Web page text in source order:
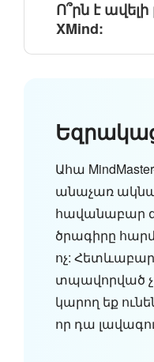
Ո՞րն է
XMind:
Ահա
անաչառ
հավանաբար
ծրագիրը
ոչ:
տպավորված
կարող եք
որ դա